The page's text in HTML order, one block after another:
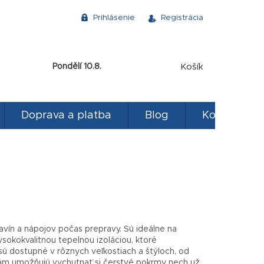
Prihlásenie Registrácia
Pondělí 10.8.
NÁKUPNÝ
Košík
Doprava a platba Blog Kontakty
a nápojov počas prepravy. Sú ideálne na
tepelnou izoláciou, ktoré
dostupné v rôznych veľkostiach a štýloch, od